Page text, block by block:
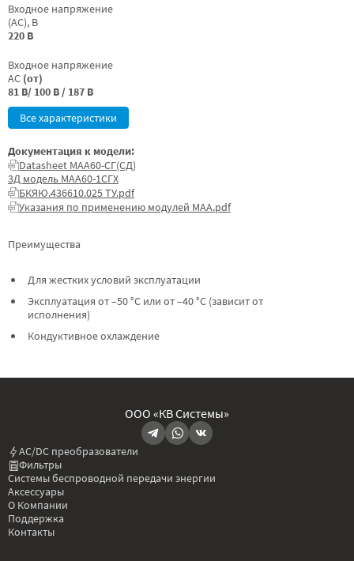
Входное напряжение
(AC), В
220 В
Входное напряжение
AC (от)
81 В/ 100 В / 187 В
Все характеристики
Преимущества
Для жестких условий эксплуатации
Эксплуатация от –50 °C или от –40 °C (зависит от
исполнения)
Кондуктивное охлаждение
Документация к модели:
Datasheet МАА60-СГ(СД)
3Д модель МАА60-1СГХ
БКЯЮ.436610.025 ТУ.pdf
Указания по применению модулей МАА.pdf
ООО «КВ Системы»
AC/DC преобразователи
Фильтры
Системы беспроводной передачи энергии
Аксессуары
О Компании
Поддержка
Контакты